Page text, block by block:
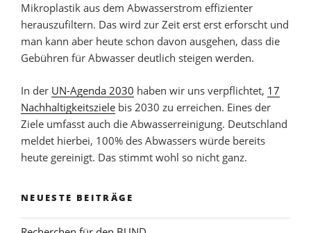
Mikroplastik aus dem Abwasserstrom effizienter
herauszufiltern. Das wird zur Zeit erst erst erforscht und
man kann aber heute schon davon ausgehen, dass die
Gebühren für Abwasser deutlich steigen werden.
In der UN-Agenda 2030 haben wir uns verpflichtet, 17
Nachhaltigkeitsziele bis 2030 zu erreichen. Eines der
Ziele umfasst auch die Abwasserreinigung. Deutschland
meldet hierbei, 100% des Abwassers würde bereits
heute gereinigt. Das stimmt wohl so nicht ganz.
NEUESTE BEITRÄGE